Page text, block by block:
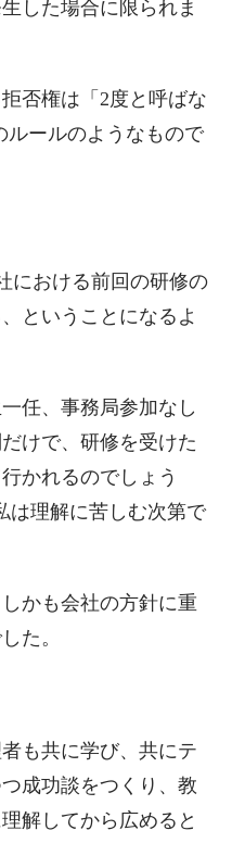
した場合に限られま
否権は「2度と呼ばな
ルールのようなもので
における前回の研修の
ということになるよ
任、事務局参加なし
けで、研修を受けた
かれるのでしょう
理解に苦しむ次第で
かも会社の方針に重
た。
も共に学び、共にテ
成功談をつくり、教
解してから広めると